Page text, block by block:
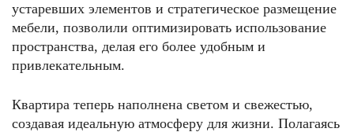
устаревших элементов и стратегическое размещение
мебели, позволили оптимизировать использование
пространства, делая его более удобным и
привлекательным.
Квартира теперь наполнена светом и свежестью,
создавая идеальную атмосферу для жизни. Полагаясь